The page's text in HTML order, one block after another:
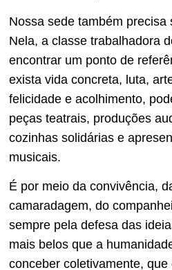
Nossa sede também precisa
Nela, a classe trabalhadora
encontrar um ponto de
exista vida concreta, luta,
felicidade e acolhimento,
peças teatrais, produções
cozinhas solidárias e
musicais.
É por meio da convivência,
camaradagem, do
sempre pela defesa das
mais belos que a
conceber coletivamente,